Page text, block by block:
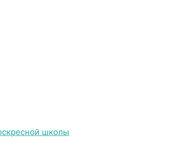
школы